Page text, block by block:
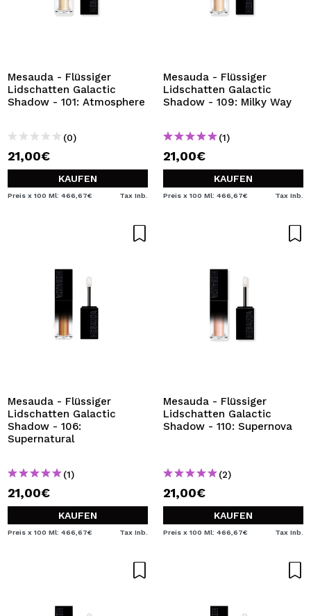
Mesauda - Flüssiger
Lidschatten Galactic
Shadow - 101: Atmosphere
(0)
21,00€
KAUFEN
Preis x 100 Ml: 466,67€ Tax Inb.
Mesauda - Flüssiger
Lidschatten Galactic
Shadow - 109: Milky Way
(1)
21,00€
KAUFEN
Preis x 100 Ml: 466,67€ Tax Inb.
Mesauda - Flüssiger
Lidschatten Galactic
Shadow - 106:
Supernatural
(1)
21,00€
KAUFEN
Preis x 100 Ml: 466,67€ Tax Inb.
Mesauda - Flüssiger
Lidschatten Galactic
Shadow - 110: Supernova
(2)
21,00€
KAUFEN
Preis x 100 Ml: 466,67€ Tax Inb.